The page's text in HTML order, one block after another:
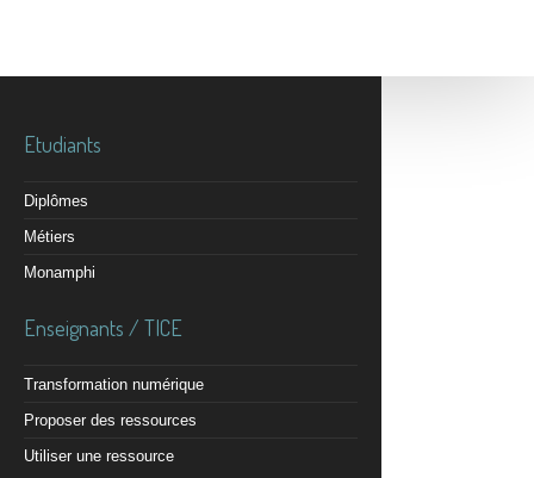
Etudiants
Diplômes
Métiers
Monamphi
Enseignants / TICE
Transformation numérique
Proposer des ressources
Utiliser une ressource